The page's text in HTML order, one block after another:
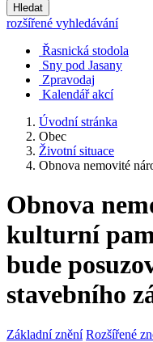
Hledat
rozšířené vyhledávání
Řasnická stodola
Sny pod Jasany
Zpravodaj
Kalendář akcí
Úvodní stránka
Obec
Životní situace
Obnova nemovité
Obnova
kulturní
bude
stavebního
Základní znění Rozšířené